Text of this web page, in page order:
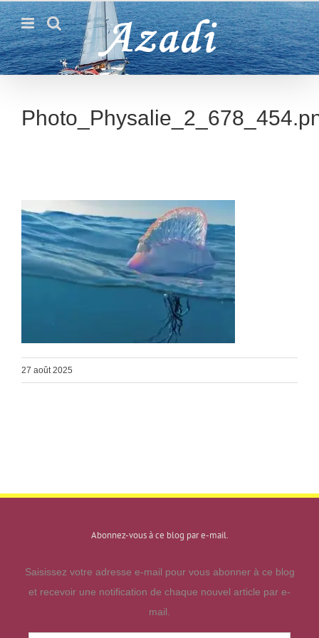
Passer
au
contenu
27 août 2025
Abonnez-vous à ce blog par e-mail.
Saisissez votre adresse e-mail pour vous abonner à ce blog
et recevoir une notification de chaque nouvel article par e-
mail.